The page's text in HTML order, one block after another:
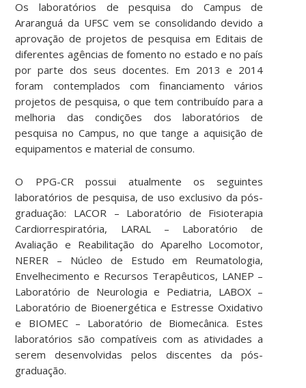
Os laboratórios de pesquisa do Campus de
Araranguá da UFSC vem se consolidando devido a
aprovação de projetos de pesquisa em Editais de
diferentes agências de fomento no estado e no país
por parte dos seus docentes. Em 2013 e 2014
foram contemplados com financiamento vários
projetos de pesquisa, o que tem contribuído para a
melhoria das condições dos laboratórios de
pesquisa no Campus, no que tange a aquisição de
equipamentos e material de consumo.
O PPG-CR possui atualmente os seguintes
laboratórios de pesquisa, de uso exclusivo da pós-
graduação: LACOR – Laboratório de Fisioterapia
Cardiorrespiratória, LARAL – Laboratório de
Avaliação e Reabilitação do Aparelho Locomotor,
NERER – Núcleo de Estudo em Reumatologia,
Envelhecimento e Recursos Terapêuticos, LANEP –
Laboratório de Neurologia e Pediatria, LABOX –
Laboratório de Bioenergética e Estresse Oxidativo
e BIOMEC – Laboratório de Biomecânica. Estes
laboratórios são compatíveis com as atividades a
serem desenvolvidas pelos discentes da pós-
graduação.